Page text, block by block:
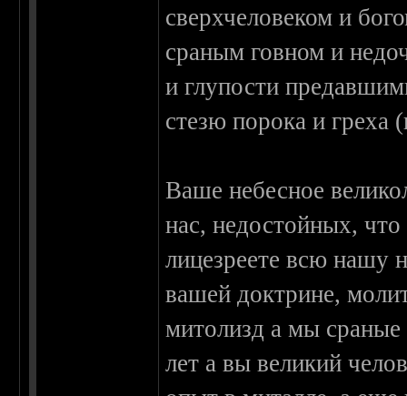
сверхчеловеком и
сраным говном и
и глупости
стезю порока и греха
Ваше небесное
нас, недостойных,
лицезреете всю нашу
вашей доктрине,
митолизд а мы
лет а вы великий